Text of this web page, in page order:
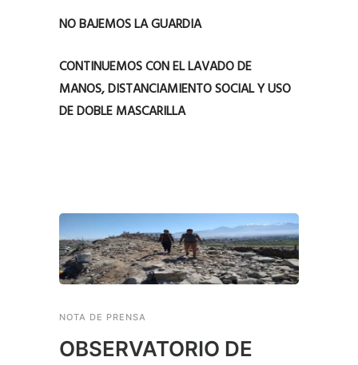
NO BAJEMOS LA GUARDIA
CONTINUEMOS CON EL LAVADO DE
MANOS, DISTANCIAMIENTO SOCIAL Y USO
DE DOBLE MASCARILLA
NOTA DE PRENSA
OBSERVATORIO DE